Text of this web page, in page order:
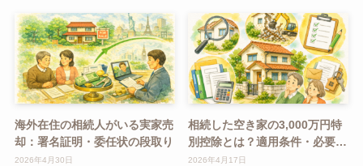
海外在住の相続人がいる実家売
却：署名証明・委任状の段取り
2026年4月30日
相続した空き家の3,000万円特
別控除とは？適用条件・必要書
類・注意点をわかりやすく解説
2026年4月17日